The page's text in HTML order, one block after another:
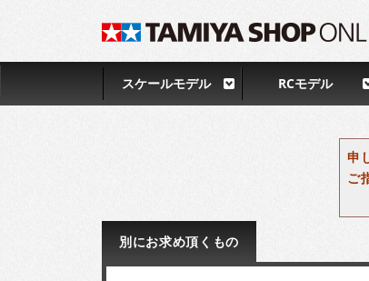
スケールモデル RCモデル
申
ご
別にお求め頂くもの